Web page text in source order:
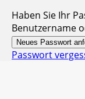
Haben Sie Ihr
Benutzername
Passwort